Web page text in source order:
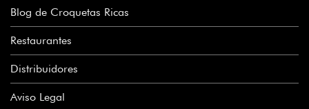
Blog de Croquetas Ricas
Restaurantes
Distribuidores
Aviso Legal